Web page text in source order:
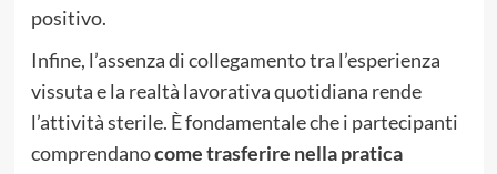
positivo.
Infine, l’assenza di collegamento tra l’esperienza
vissuta e la realtà lavorativa quotidiana rende
l’attività sterile. È fondamentale che i partecipanti
comprendanocome trasferire nella pratica